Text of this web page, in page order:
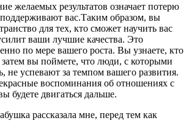
желаемых результатов означает потерю
вас.Таким образом, вы
для тех, кто сможет научить вас
ваши лучшие качества. Это
по мере вашего роста. Вы узнаете, кто
затем вы поймете, что люди, с которыми
не успевают за темпом вашего развития.
воспоминания об отношениях с
будете двигаться дальше.